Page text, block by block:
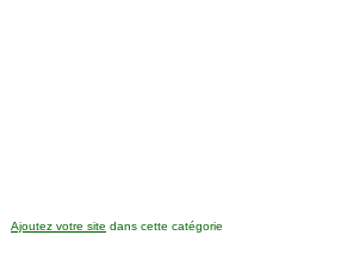
Ajoutez votre site dans cette catégorie